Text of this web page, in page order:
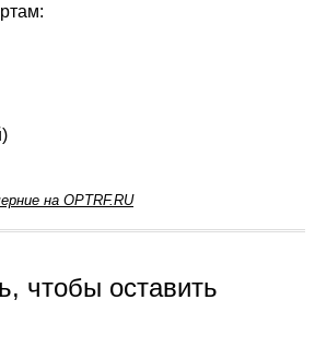
на OPTRF.RU
чтобы оставить